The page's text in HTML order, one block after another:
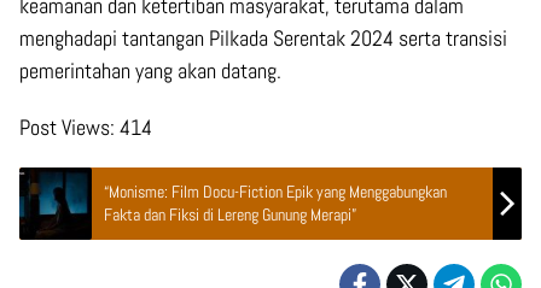
menghadapi tantangan Pilkada Serentak 2024 serta transisi
pemerintahan yang akan datang.
Post Views: 414
“Monisme: Film Docu-Fiction Epik yang Menggabungkan
Fakta dan Fiksi di Lereng Gunung Merapi”